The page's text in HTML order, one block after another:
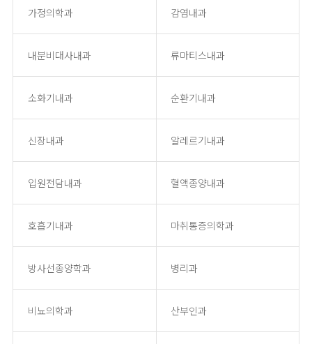
가정의학과 감염내과
내분비대사내과 류마티스내과
소화기내과 순환기내과
신장내과 알레르기내과
입원전담내과 혈액종양내과
호흡기내과 마취통증의학과
방사선종양학과 병리과
비뇨의학과 산부인과